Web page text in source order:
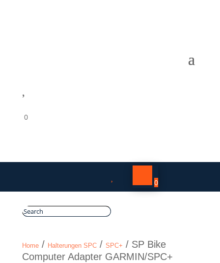
0
0
Home/ Halterungen SPC/ SPC+ / SP Bike
Computer Adapter GARMIN/SPC+